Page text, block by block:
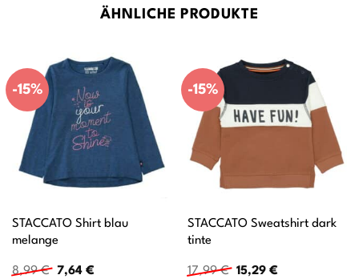
ÄHNLICHE PRODUKTE
-15%
STACCATO Shirt blau
melange
8,99€ Ursprünglicher
7,64 €Aktueller
-15%
STACCATO Sweatshirt dark
tinte
17,99€ Ursprünglicher
15,29 €Aktueller